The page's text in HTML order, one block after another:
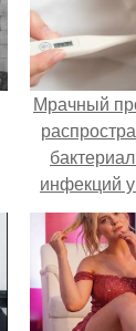
Мрачный
инфекций